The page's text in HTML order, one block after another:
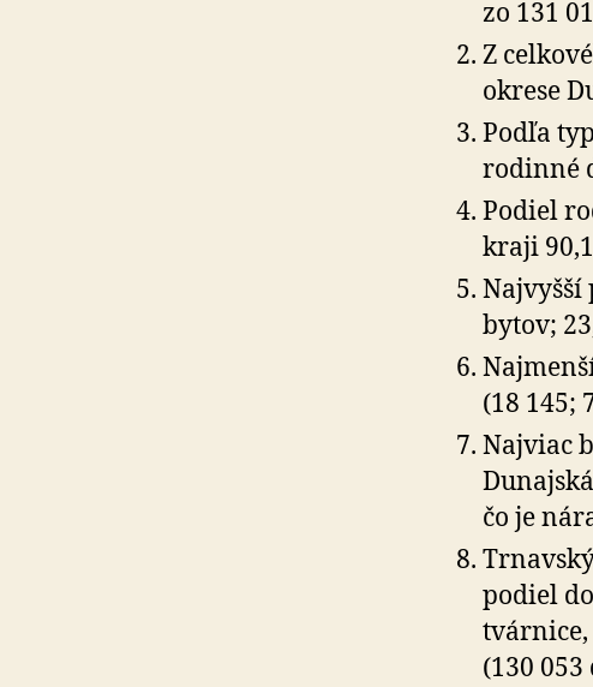
zo 131
Z
okrese
Podľa
rodinné
Podiel
kraji
Najvyšší
bytov;
(18 145;
Najviac
čo je
podiel
tvárnice,
(130